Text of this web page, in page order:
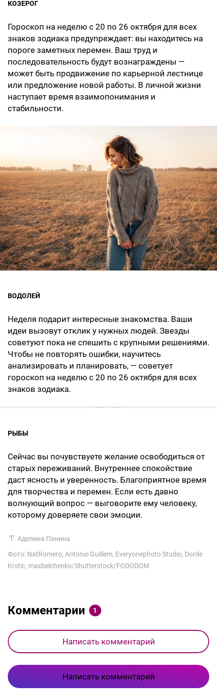
КОЗЕРОГ
Гороскоп на неделю с 20 по 26 октября для всех
знаков зодиака предупреждает: вы находитесь на
пороге заметных перемен. Ваш труд и
последовательность будут вознаграждены —
может быть продвижение по карьерной лестнице
или предложение новой работы. В личной жизни
наступает время взаимопонимания и
стабильности.
ВОДОЛЕЙ
Неделя подарит интересные знакомства. Ваши
идеи вызовут отклик у нужных людей. Звезды
советуют пока не спешить с крупными решениями.
Чтобы не повторять ошибки, научитесь
анализировать и планировать, — советует
гороскоп на неделю с 20 по 26 октября для всех
знаков зодиака.
РЫБЫ
Сейчас вы почувствуете желание освободиться от
старых переживаний. Внутреннее спокойствие
даст ясность и уверенность. Благоприятное время
для творчества и перемен. Если есть давно
волнующий вопрос — выговорите ему человеку,
которому доверяете свои эмоции.
Аделина Панина
Фото: NatRomero, Antonio Guillem, Everyonephoto Studio, Dorde
Krstic, maxbelchenko/Shutterstock/FODODOM
Комментарии 1
Написать комментарий
Написать комментарий